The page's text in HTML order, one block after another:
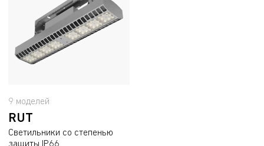
9 моделей
RUT
Светильники со степенью
защиты IP66